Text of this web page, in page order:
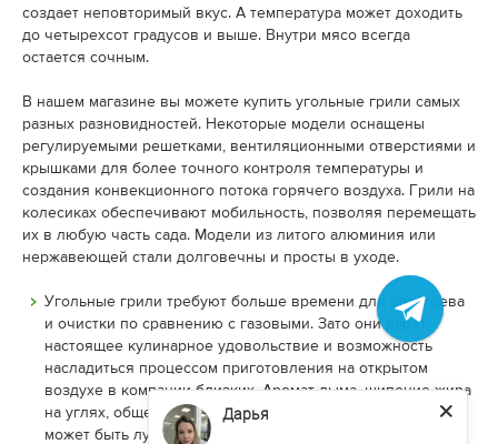
создает неповторимый вкус. А температура может доходить
до четырехсот градусов и выше. Внутри мясо всегда
остается сочным.
В нашем магазине вы можете купить угольные грили самых
разных разновидностей. Некоторые модели оснащены
регулируемыми решетками, вентиляционными отверстиями и
крышками для более точного контроля температуры и
создания конвекционного потока горячего воздуха. Грили на
колесиках обеспечивают мобильность, позволяя перемещать
их в любую часть сада. Модели из литого алюминия или
нержавеющей стали долговечны и просты в уходе.
Угольные грили требуют больше времени для разогрева
и очистки по сравнению с газовыми. Зато они дарят
настоящее кулинарное удовольствие и возможность
насладиться процессом приготовления на открытом
воздухе в компании близких. Аромат дыма, шипение жира
на углях, общение с друзьями за бокалом вина — что
может быть лучше летним вечером?
Дарья